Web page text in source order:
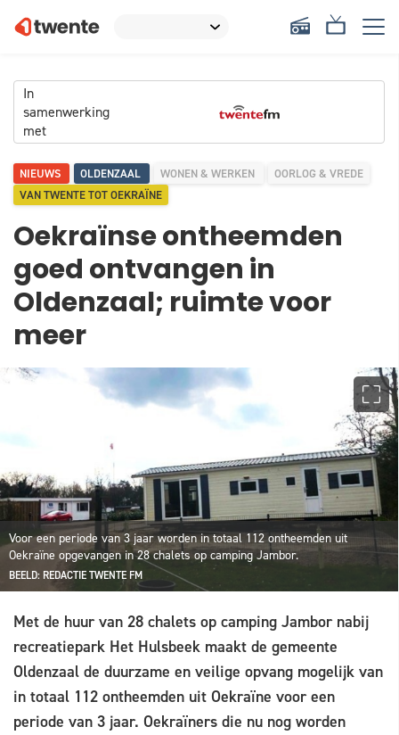
In
samenwerking
met
NIEUWS OLDENZAAL WONEN & WERKEN
OORLOG & VREDE
VAN TWENTE TOT OEKRAÏNE
Oekraïnse ontheemden
goed ontvangen in
Oldenzaal; ruimte voor
meer
Voor een periode van 3 jaar worden in totaal 112 ontheemden uit
Oekraïne opgevangen in 28 chalets op camping Jambor.
BEELD: REDACTIE TWENTE FM
Met de huur van 28 chalets op camping Jambor nabij
recreatiepark Het Hulsbeek maakt de gemeente
Oldenzaal de duurzame en veilige opvang mogelijk van
in totaal 112 ontheemden uit Oekraïne voor een
periode van 3 jaar. Oekraïners die nu nog worden